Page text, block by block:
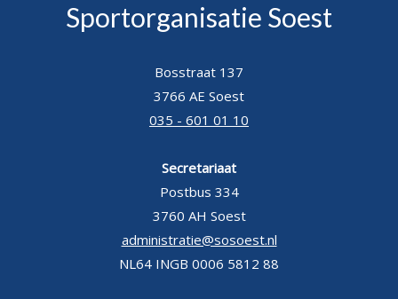
Sportorganisatie Soest
Bosstraat 137
3766 AE Soest
035 - 601 01 10
Secretariaat
Postbus 334
3760 AH Soest
administratie@sosoest.nl
NL64 INGB 0006 5812 88